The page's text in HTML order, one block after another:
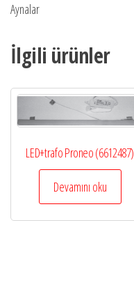
Aynalar
İlgili ürünler
LED+trafo Proneo (6612487)
Devamını oku